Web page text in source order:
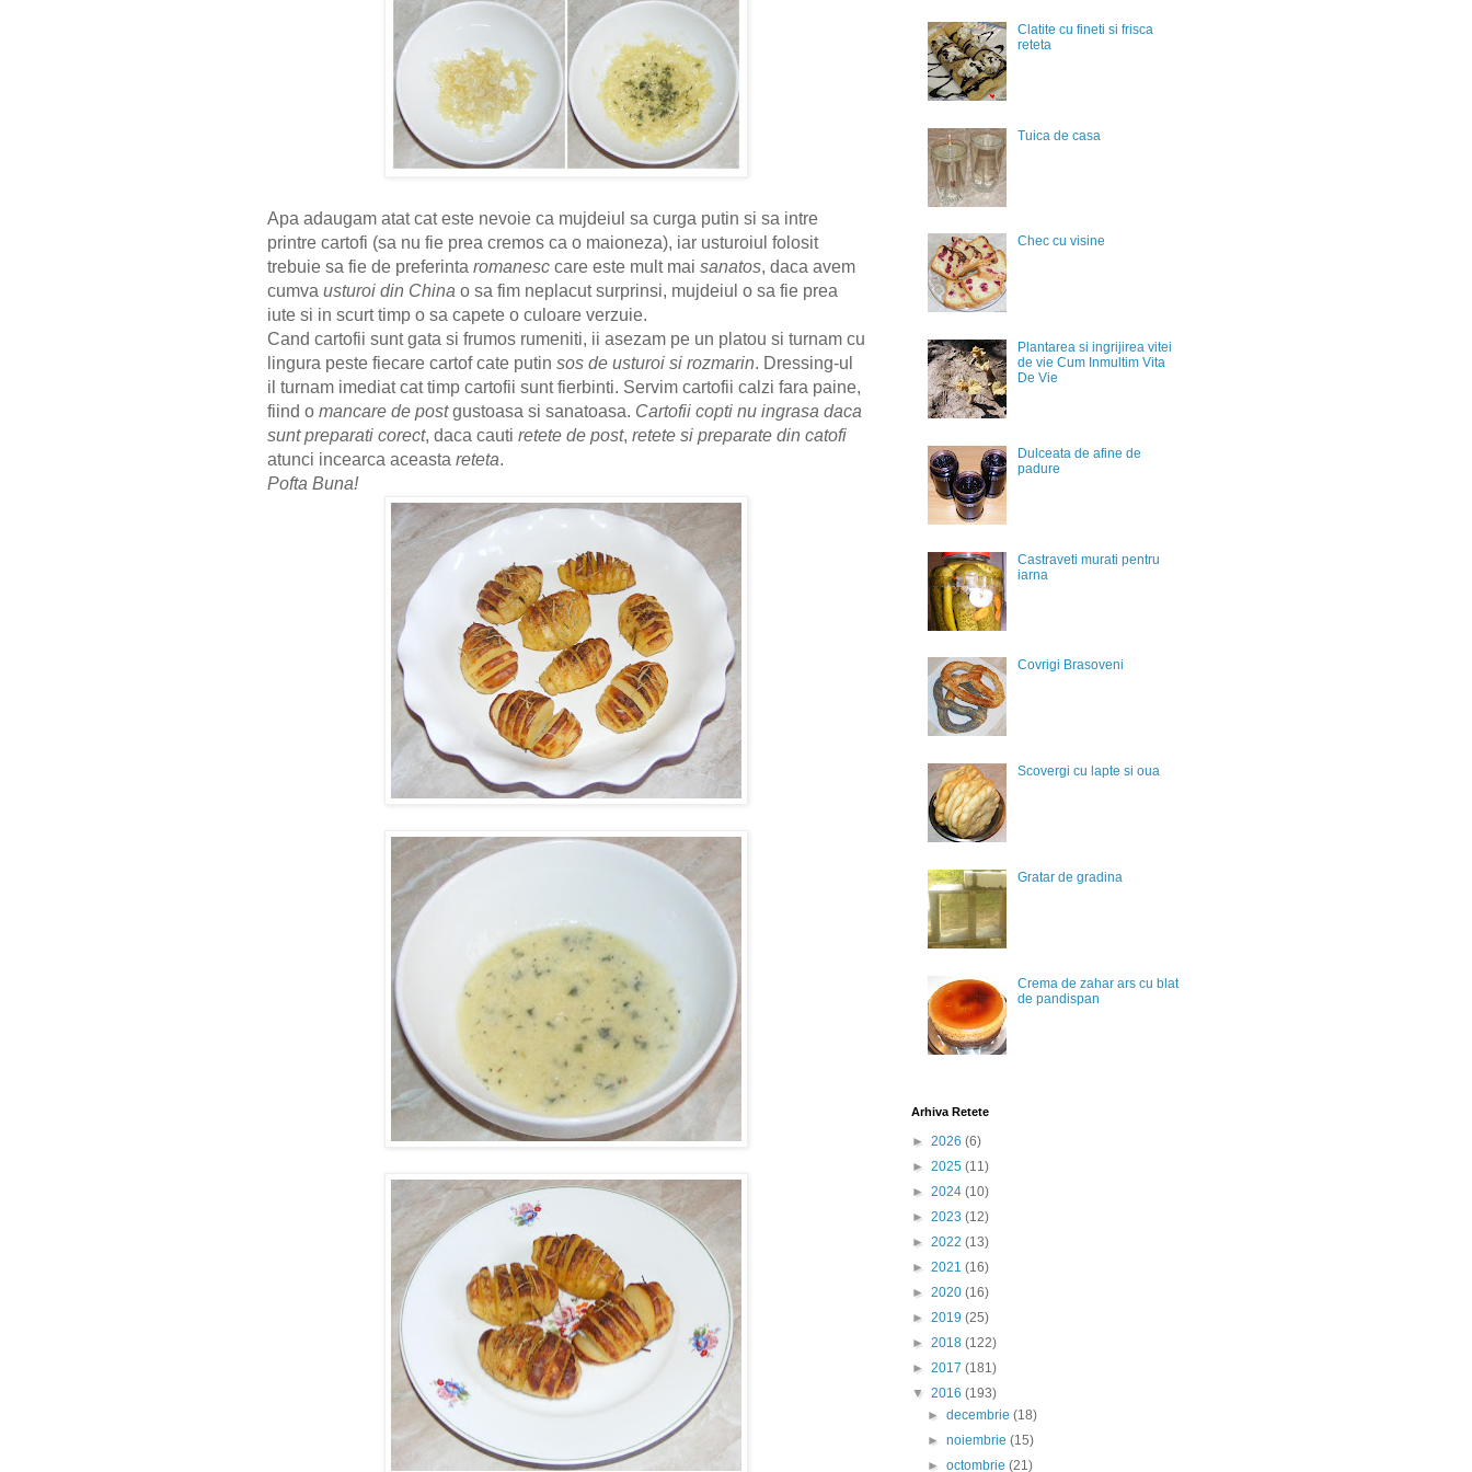
Apa adaugam atat cat este nevoie ca mujdeiul sa curga putin si sa intre
printre cartofi (sa nu fie prea cremos ca o maioneza), iar usturoiul folosit
trebuie sa fie de preferinta romanesc care este mult mai sanatos, daca avem
cumva usturoi din China o sa fim neplacut surprinsi, mujdeiul o sa fie prea
iute si in scurt timp o sa capete o culoare verzuie.
Cand cartofii sunt gata si frumos rumeniti, ii asezam pe un platou si turnam cu
lingura peste fiecare cartof cate putin sos de usturoi si rozmarin. Dressing-ul
il turnam imediat cat timp cartofii sunt fierbinti. Servim cartofii calzi fara paine,
fiind o mancare de postgustoasa si sanatoasa. Cartofii copti nu ingrasa daca
sunt preparati corect, daca cauti retete de post, retete si preparate din catofi
atunci incearca aceasta reteta.
Pofta Buna!
Clatite cu fineti si frisca
reteta
Tuica de casa
Chec cu visine
Plantarea si ingrijirea vitei
de vie Cum Inmultim Vita
De Vie
Dulceata de afine de
padure
Castraveti murati pentru
iarna
Covrigi Brasoveni
Scovergi cu lapte si oua
Gratar de gradina
Crema de zahar ars cu blat
de pandispan
Arhiva Retete
► 2026 (6)
► 2025 (11)
► 2024 (10)
► 2023 (12)
► 2022 (13)
► 2021 (16)
► 2020 (16)
► 2019 (25)
► 2018 (122)
► 2017 (181)
▼ 2016 (193)
►decembrie(18)
►noiembrie(15)
►octombrie(21)